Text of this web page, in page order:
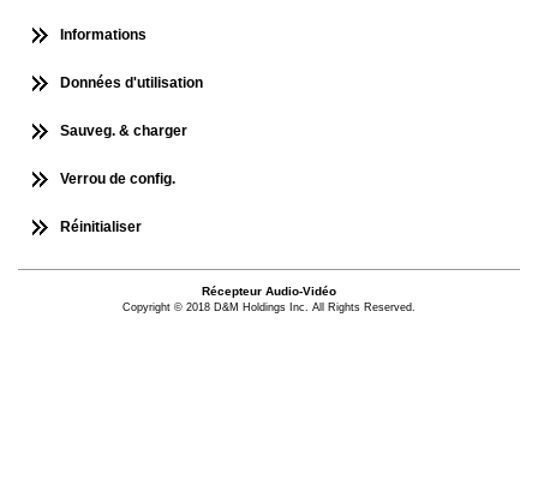
Informations
Données d'utilisation
Sauveg. & charger
Verrou de config.
Réinitialiser
Récepteur Audio-Vidéo
Copyright © 2018 D&M Holdings Inc. All Rights Reserved.